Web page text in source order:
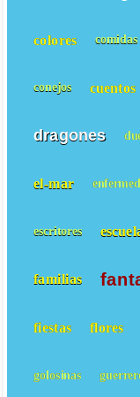
colores comidas
conejos cuentos
dragones
el-mar
escritores
familias
fiestas flores
golosinas